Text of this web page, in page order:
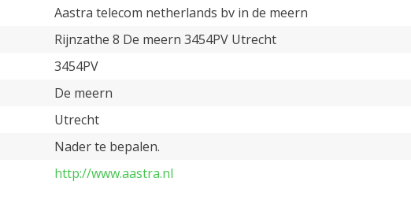
Aastra telecom netherlands bv in de meern
Rijnzathe 8 De meern 3454PV Utrecht
3454PV
De meern
Utrecht
Nader te bepalen.
http://www.aastra.nl